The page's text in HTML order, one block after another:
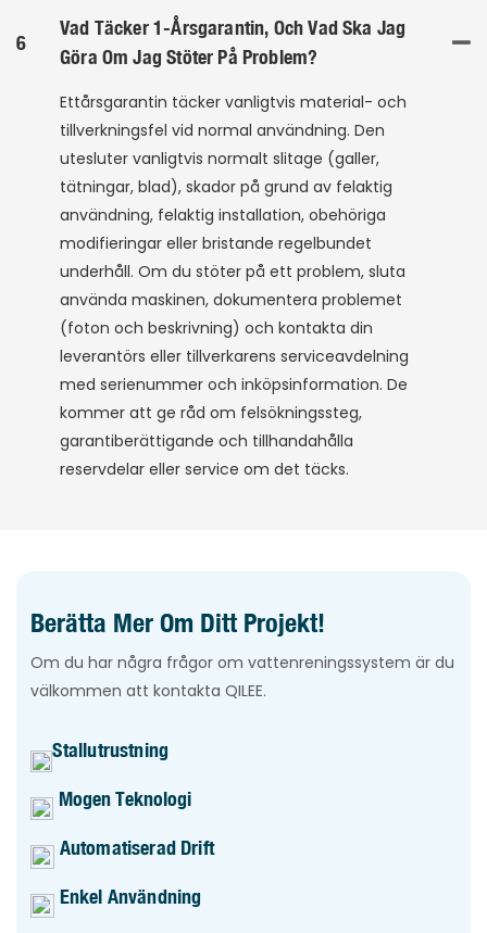
6
Vad Täcker 1-Årsgarantin, Och Vad Ska Jag
Göra Om Jag Stöter På Problem?
Ettårsgarantin täcker vanligtvis material- och
tillverkningsfel vid normal användning. Den
utesluter vanligtvis normalt slitage (galler,
tätningar, blad), skador på grund av felaktig
användning, felaktig installation, obehöriga
modifieringar eller bristande regelbundet
underhåll. Om du stöter på ett problem, sluta
använda maskinen, dokumentera problemet
(foton och beskrivning) och kontakta din
leverantörs eller tillverkarens serviceavdelning
med serienummer och inköpsinformation. De
kommer att ge råd om felsökningssteg,
garantiberättigande och tillhandahålla
reservdelar eller service om det täcks.
Berätta Mer Om Ditt Projekt!
Om du har några frågor om vattenreningssystem är du
välkommen att kontakta QILEE.
Stallutrustning
Mogen Teknologi
Automatiserad Drift
Enkel Användning